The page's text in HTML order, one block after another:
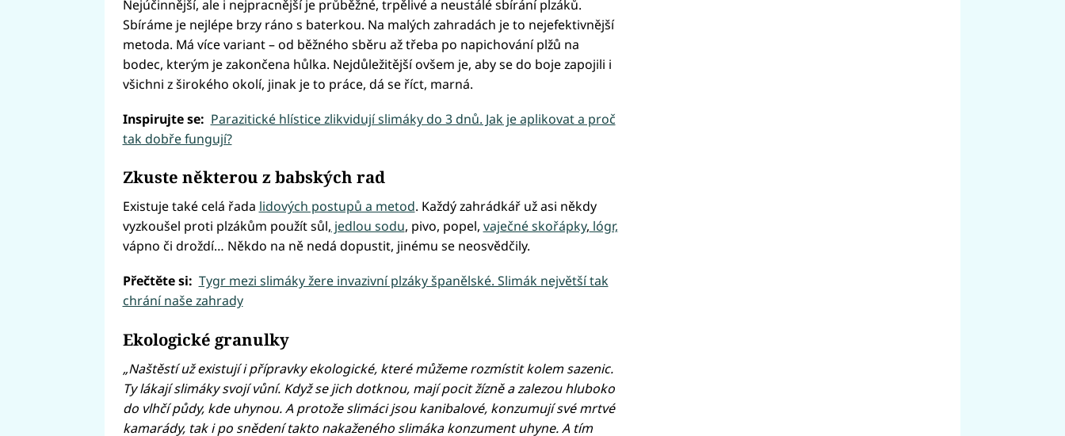
Nejúčinnější, ale i nejpracnější je průběžné, trpělivé a neustálé sbírání plzáků.
Sbíráme je nejlépe brzy ráno s baterkou. Na malých zahradách je to nejefektivnější
metoda. Má více variant – od běžného sběru až třeba po napichování plžů na
bodec, kterým je zakončena hůlka. Nejdůležitější ovšem je, aby se do boje zapojili i
všichni z širokého okolí, jinak je to práce, dá se říct, marná.
Inspirujte se: Parazitické hlístice zlikvidují slimáky do 3 dnů. Jak je aplikovat a proč
tak dobře fungují?
Zkuste některou z babských rad
Existuje také celá řada lidových postupů a metod. Každý zahrádkář už asi někdy
vyzkoušel proti plzákům použít sůl, jedlou sodu, pivo, popel, vaječné skořápky, lógr,
vápno či droždí… Někdo na ně nedá dopustit, jinému se neosvědčily.
Přečtěte si: Tygr mezi slimáky žere invazivní plzáky španělské. Slimák největší tak
chrání naše zahrady
Ekologické granulky
„Naštěstí už existují i přípravky ekologické, které můžeme rozmístit kolem sazenic.
Ty lákají slimáky svojí vůní. Když se jich dotknou, mají pocit žízně a zalezou hluboko
do vlhčí půdy, kde uhynou. A protože slimáci jsou kanibalové, konzumují své mrtvé
kamarády, tak i po snědení takto nakaženého slimáka konzument uhyne. A tím